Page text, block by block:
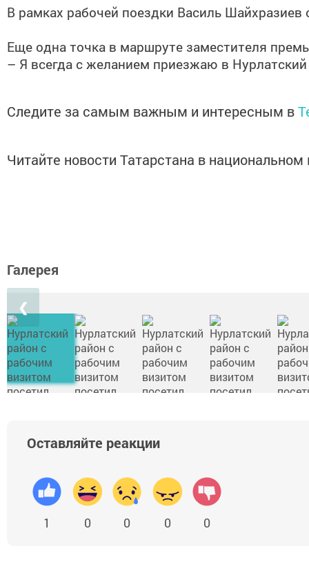
В рамках рабочей поездки Василь
Еще одна точка в маршруте заместителя
– Я всегда с желанием приезжаю в
Следите за самым важным и интересным в
Читайте новости Татарстана в
Галерея
❮
Оставляйте реакции
1 0 0 0 0